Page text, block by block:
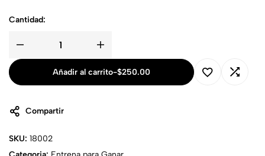
Cantidad:
Añadir al carrito-$250.00
Compartir
SKU: 18002